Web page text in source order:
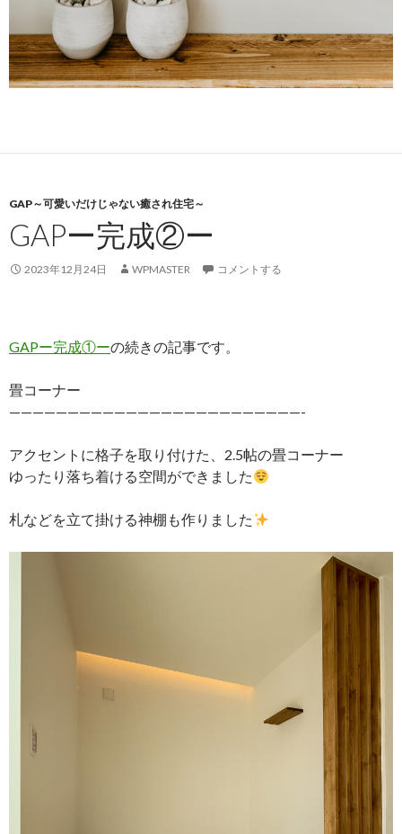
GAP～可愛いだけじゃない癒され住宅～
GAPー完成②ー
2023年12月24日 WPMASTER コメントする
GAPー完成①ーの続きの記事です。
畳コーナー
—————————————————————————-
アクセントに格子を取り付けた、2.5帖の畳コーナー
ゆったり落ち着ける空間ができました
札などを立て掛ける神棚も作りました